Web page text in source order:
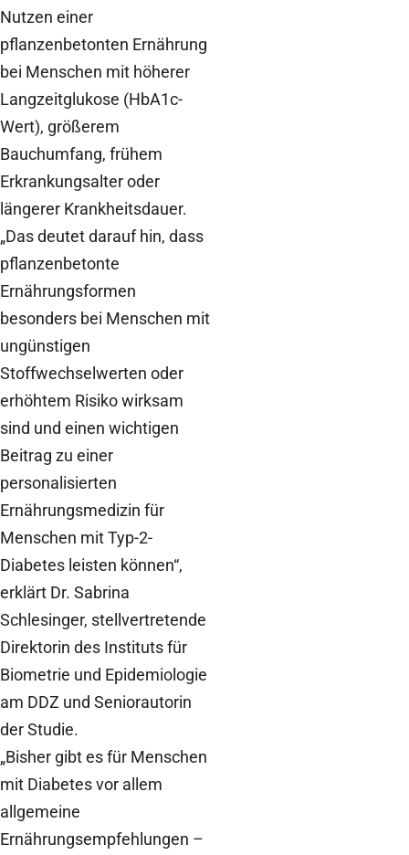
Nutzen einer
pflanzenbetonten Ernährung
bei Menschen mit höherer
Langzeitglukose (HbA1c-
Wert), größerem
Bauchumfang, frühem
Erkrankungsalter oder
längerer Krankheitsdauer.
„Das deutet darauf hin, dass
pflanzenbetonte
Ernährungsformen
besonders bei Menschen mit
ungünstigen
Stoffwechselwerten oder
erhöhtem Risiko wirksam
sind und einen wichtigen
Beitrag zu einer
personalisierten
Ernährungsmedizin für
Menschen mit Typ-2-
Diabetes leisten können“,
erklärt Dr. Sabrina
Schlesinger, stellvertretende
Direktorin des Instituts für
Biometrie und Epidemiologie
am DDZ und Seniorautorin
der Studie.
„Bisher gibt es für Menschen
mit Diabetes vor allem
allgemeine
Ernährungsempfehlungen –